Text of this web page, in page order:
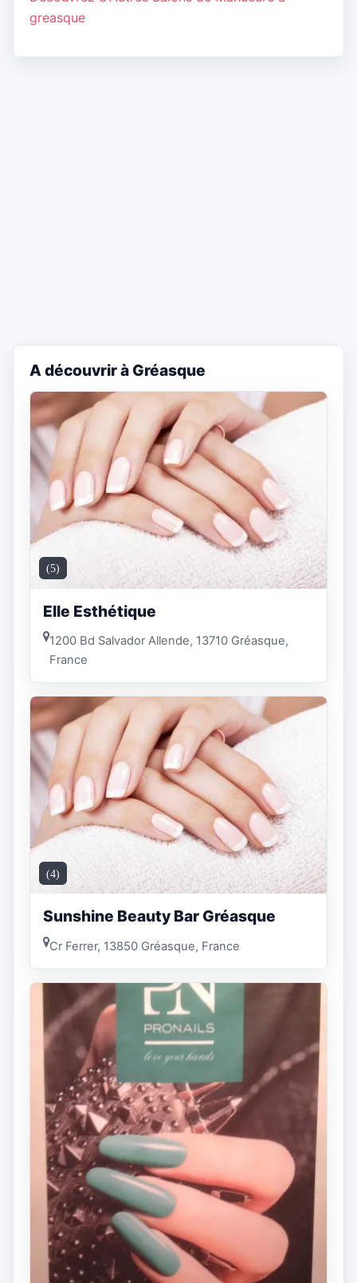
greasque
A découvrir à Gréasque
(5)
Elle Esthétique
1200 Bd Salvador Allende, 13710 Gréasque,
France
(4)
Sunshine Beauty Bar Gréasque
Cr Ferrer, 13850 Gréasque, France